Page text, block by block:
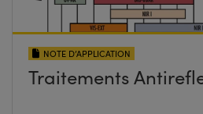
NOTE D’APPLICATION
Traitements